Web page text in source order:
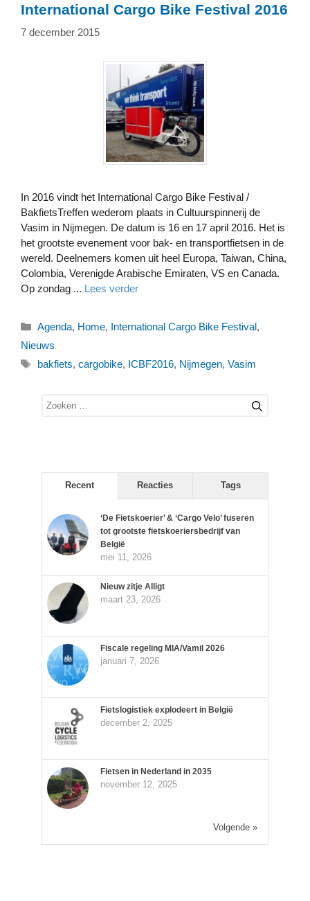
International Cargo Bike Festival 2016
7 december 2015
In 2016 vindt het International Cargo Bike Festival /
BakfietsTreffen wederom plaats in Cultuurspinnerij de
Vasim in Nijmegen. De datum is 16 en 17 april 2016. Het is
het grootste evenement voor bak- en transportfietsen in de
wereld. Deelnemers komen uit heel Europa, Taiwan, China,
Colombia, Verenigde Arabische Emiraten, VS en Canada.
Op zondag ... Lees verder
Categorieën
Agenda, Home, International Cargo Bike Festival,
Nieuws
Tags
bakfiets, cargobike, ICBF2016, Nijmegen, Vasim
Zoek
Recent Reacties Tags
‘De Fietskoerier’ & ‘Cargo Velo’ fuseren
tot grootste fietskoeriersbedrijf van
België
mei 11, 2026
Nieuw zitje Alligt
maart 23, 2026
Fiscale regeling MIA/Vamil 2026
januari 7, 2026
Fietslogistiek explodeert in België
december 2, 2025
Fietsen in Nederland in 2035
november 12, 2025
Volgende »